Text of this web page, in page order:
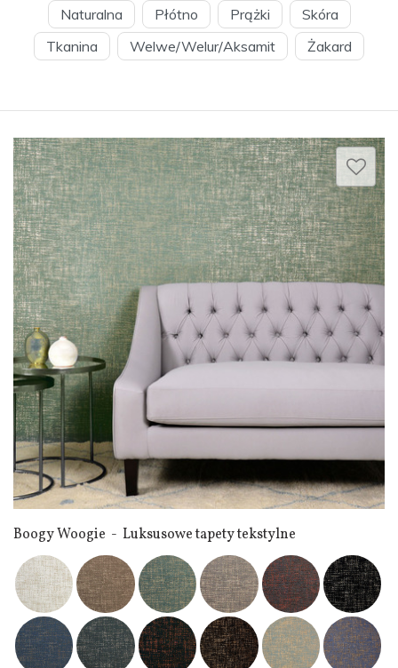
Naturalna
Płótno Prążki
Skóra
Tkanina
Welwe/Welur/Aksamit Żakard
Boogy Woogie - Luksusowe tapety tekstylne